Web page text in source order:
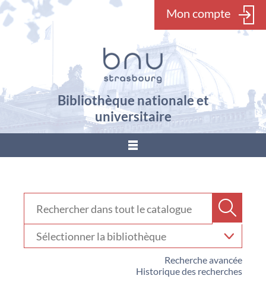
Mon compte
Bibliothèque nationale et
universitaire
???
Recherche avancée
Historique des recherches
votre
bibliothèque